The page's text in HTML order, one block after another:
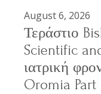
August 6, 2026
Τεράστιο
Scientific
ιατρική
Oromia Part